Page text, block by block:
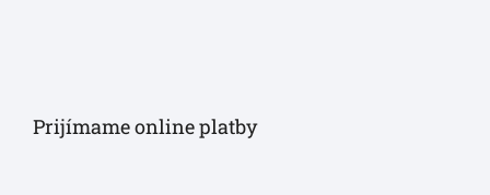
Prijímame online platby